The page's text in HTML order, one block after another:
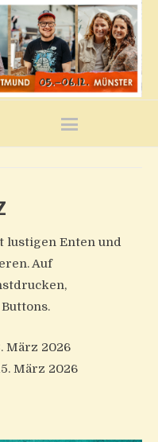
Enten und
Auf
März 2026
März 2026